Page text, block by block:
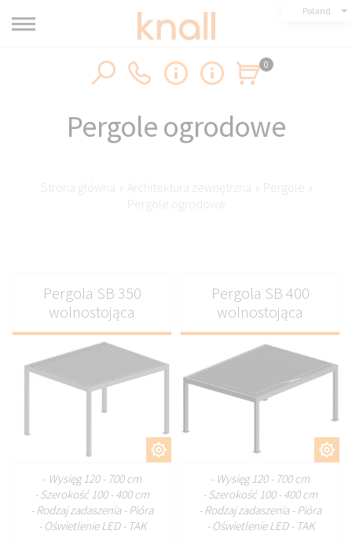
Poland
0
Pergole ogrodowe
Strona główna › Architektura zewnętrzna › Pergole
›
Pergole ogrodowe
Pergola SB 350
wolnostojąca
- Wysięg 120 - 700 cm
- Szerokość 100 - 400 cm
- Rodzaj zadaszenia - Pióra
- Oświetlenie LED - TAK
DOSTOSUJ
Pergola SB 400
wolnostojąca
- Wysięg 120 - 700 cm
- Szerokość 100 - 400 cm
- Rodzaj zadaszenia - Pióra
- Oświetlenie LED - TAK